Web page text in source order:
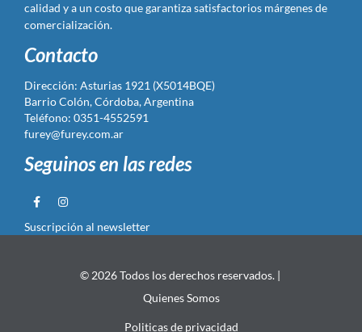
calidad y a un costo que garantiza satisfactorios márgenes de
comercialización.
Contacto
Dirección: Asturias 1921 (X5014BQE)
Barrio Colón, Córdoba, Argentina
Teléfono: 0351-4552591
furey@furey.com.ar
Seguinos en las redes
Suscripción al newsletter
© 2026 Todos los derechos reservados. |
Quienes Somos
Politicas de privacidad